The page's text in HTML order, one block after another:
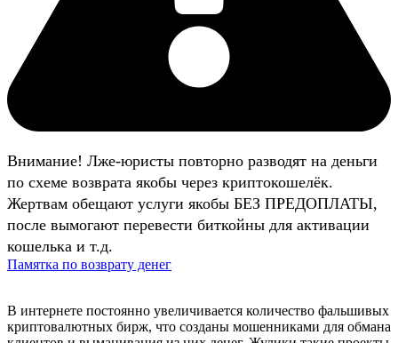
Внимание! Лже-юристы повторно разводят на деньги
по схеме возврата якобы через криптокошелёк.
Жертвам обещают услуги якобы БЕЗ ПРЕДОПЛАТЫ,
после вымогают перевести биткойны для активации
кошелька и т.д.
Памятка по возврату денег
В интернете постоянно увеличивается количество фальшивых
криптовалютных бирж, что созданы мошенниками для обмана